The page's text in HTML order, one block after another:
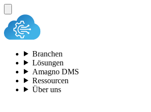
Branchen
Lösungen
Amagno DMS
Ressourcen
Über uns